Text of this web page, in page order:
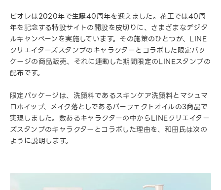
ビオレは2020年で生誕40周年を迎えました。花王では40周
年を記念する特設サイトの開設を皮切りに、さまざまなデジタ
ルキャンペーンを実施しています。その施策のひとつが、LINE
クリエイターズスタンプのキャラクターとコラボした限定パッ
ケージの商品販売、それに連動した期間限定のLINEスタンプの
配布です。
限定パッケージは、洗顔料であるスキンケア洗顔料とマシュマ
ロホイップ、メイク落としであるパーフェクトオイルの3商品で
実現しました。数あるキャラクターの中からLINEクリエイター
ズスタンプのキャラクターとコラボした理由を、和田氏は次の
ように説明します。